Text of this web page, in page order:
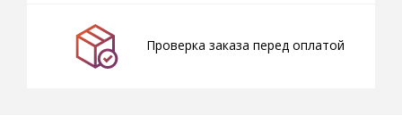
Проверка заказа перед оплатой